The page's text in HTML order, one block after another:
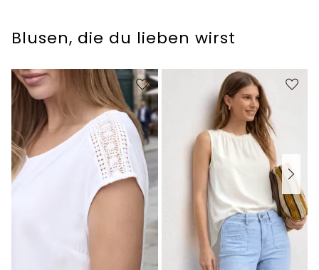
Blusen, die du lieben wirst